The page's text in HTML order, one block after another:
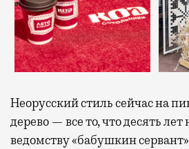
Неорусский стиль сейчас на
дерево — все то, что десять
ведомству «бабушкин